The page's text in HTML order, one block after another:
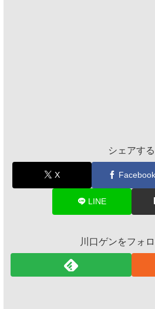
シェアする
X Facebook
LINE
川口ゲンをフォ